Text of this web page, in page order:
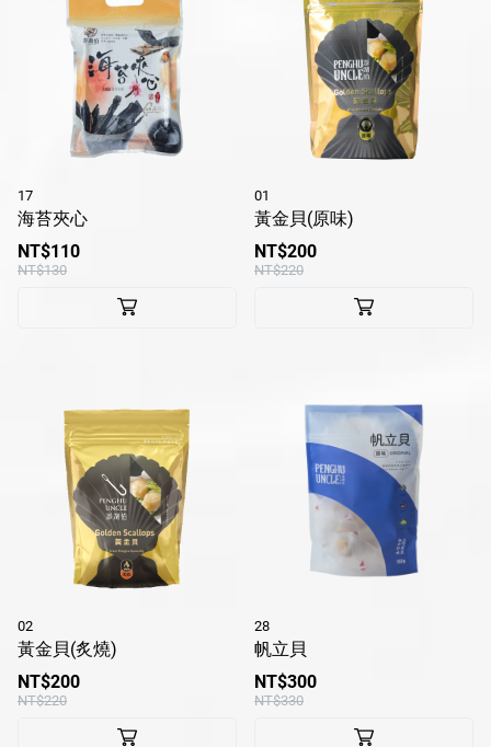
17
海苔夾心
NT$110
NT$130
01
黃金貝(原味)
NT$200
NT$220
02
黃金貝(炙燒)
NT$200
NT$220
28
帆立貝
NT$300
NT$330